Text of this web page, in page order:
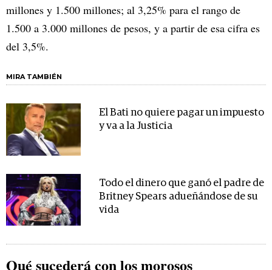
millones y 1.500 millones; al 3,25% para el rango de
1.500 a 3.000 millones de pesos, y a partir de esa cifra es
del 3,5%.
MIRA TAMBIÉN
El Bati no quiere pagar un impuesto
y va a la Justicia
Todo el dinero que ganó el padre de
Britney Spears adueñándose de su
vida
Qué sucederá con los morosos